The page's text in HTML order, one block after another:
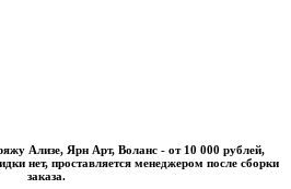
Ярн Арт, Воланс - от 10 000 рублей,
нет, проставляется менеджером после сборки
заказа.